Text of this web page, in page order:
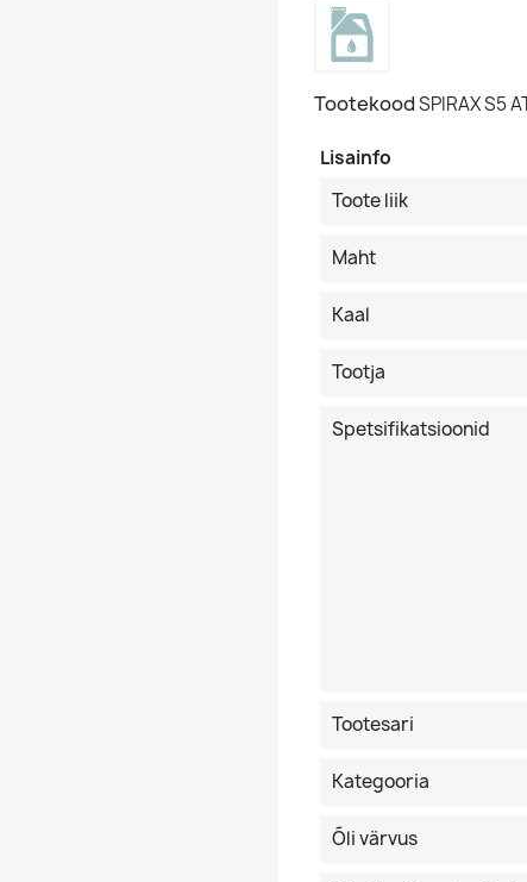
TootekoodSPIRAX S5
Lisainfo
Toote liik
Maht
Kaal
Tootja
Spetsifikatsioonid
Tootesari
Kategooria
Õli värvus